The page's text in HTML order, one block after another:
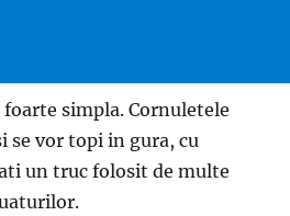
foarte simpla. Cornuletele
se vor topi in gura, cu
un truc folosit de multe